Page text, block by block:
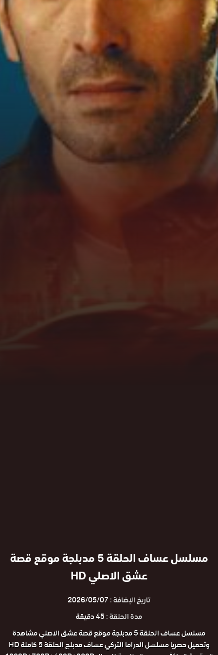
مسلسل عساف الحلقة 5 مدبلجة موقع قصة
عشق الاصلي HD
تاريخ الإضافة :2026/05/07
مدة الحلقة :45 دقيقة
مسلسل عساف الحلقة 5 مدبلجة موقع قصة عشق الاصلي مشاهدة
وتحميل حصريا مسلسل الدراما التركي عساف مدبلج الحلقة 5 كاملة HD